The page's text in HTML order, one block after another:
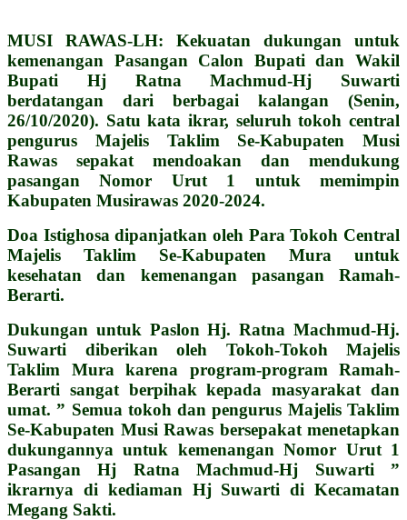
MUSI RAWAS-LH: Kekuatan dukungan untuk
kemenangan Pasangan Calon Bupati dan Wakil
Bupati Hj Ratna Machmud-Hj Suwarti
berdatangan dari berbagai kalangan (Senin,
26/10/2020). Satu kata ikrar, seluruh tokoh central
pengurus Majelis Taklim Se-Kabupaten Musi
Rawas sepakat mendoakan dan mendukung
pasangan Nomor Urut 1 untuk memimpin
Kabupaten Musirawas 2020-2024.
Doa Istighosa dipanjatkan oleh Para Tokoh Central
Majelis Taklim Se-Kabupaten Mura untuk
kesehatan dan kemenangan pasangan Ramah-
Berarti.
Dukungan untuk Paslon Hj. Ratna Machmud-Hj.
Suwarti diberikan oleh Tokoh-Tokoh Majelis
Taklim Mura karena program-program Ramah-
Berarti sangat berpihak kepada masyarakat dan
umat. ” Semua tokoh dan pengurus Majelis Taklim
Se-Kabupaten Musi Rawas bersepakat menetapkan
dukungannya untuk kemenangan Nomor Urut 1
Pasangan Hj Ratna Machmud-Hj Suwarti ”
ikrarnya di kediaman Hj Suwarti di Kecamatan
Megang Sakti.